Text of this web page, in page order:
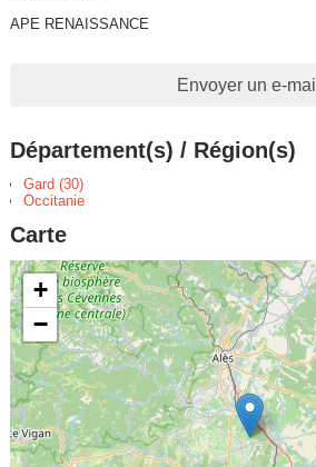
APE RENAISSANCE
Envoyer un e-mail
Département(s) / Région(s)
Gard (30)
Occitanie
Carte
+
−